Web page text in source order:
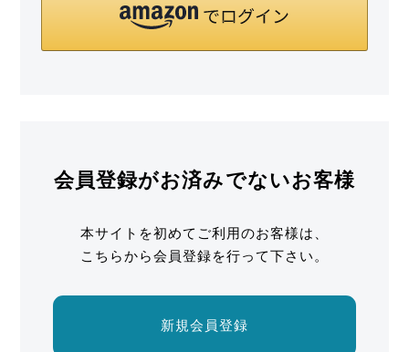
会員登録がお済みでないお客様
本サイトを初めてご利用のお客様は、
こちらから会員登録を行って下さい。
新規会員登録